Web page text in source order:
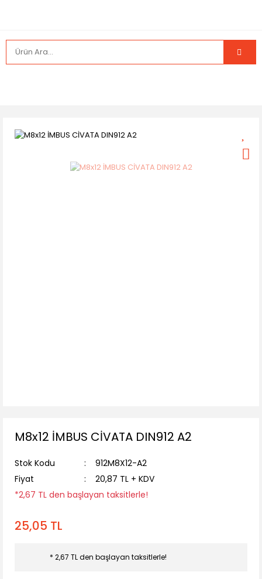
M8x12 İMBUS CİVATA DIN912 A2
Stok Kodu
912M8X12-A2
Fiyat
20,87 TL + KDV
*2,67 TL den başlayan taksitlerle!
25,05 TL
* 2,67 TL den başlayan taksitlerle!